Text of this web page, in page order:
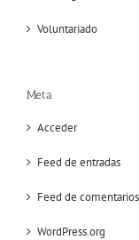
Voluntariado
Meta
Acceder
Feed de entradas
Feed de comentarios
WordPress.org